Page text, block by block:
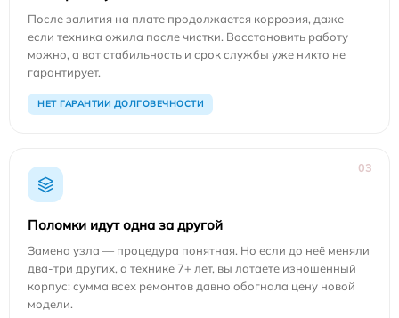
После залития на плате продолжается коррозия, даже
если техника ожила после чистки. Восстановить работу
можно, а вот стабильность и срок службы уже никто не
гарантирует.
НЕТ ГАРАНТИИ ДОЛГОВЕЧНОСТИ
03
Поломки идут одна за другой
Замена узла — процедура понятная. Но если до неё меняли
два-три других, а технике 7+ лет, вы латаете изношенный
корпус: сумма всех ремонтов давно обогнала цену новой
модели.